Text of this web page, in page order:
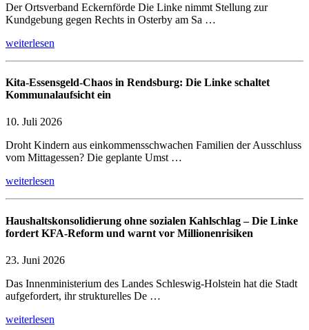
Der Ortsverband Eckernförde Die Linke nimmt Stellung zur
Kundgebung gegen Rechts in Osterby am Sa …
weiterlesen
Kita-Essensgeld-Chaos in Rendsburg: Die Linke schaltet
Kommunalaufsicht ein
10. Juli 2026
Droht Kindern aus einkommensschwachen Familien der Ausschluss
vom Mittagessen? Die geplante Umst …
weiterlesen
Haushaltskonsolidierung ohne sozialen Kahlschlag – Die Linke
fordert KFA-Reform und warnt vor Millionenrisiken
23. Juni 2026
Das Innenministerium des Landes Schleswig-Holstein hat die Stadt
aufgefordert, ihr strukturelles De …
weiterlesen